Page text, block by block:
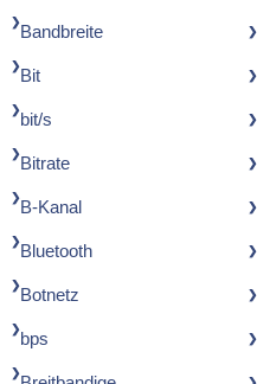
Bandbreite
Bit
bit/s
Bitrate
B-Kanal
Bluetooth
Botnetz
bps